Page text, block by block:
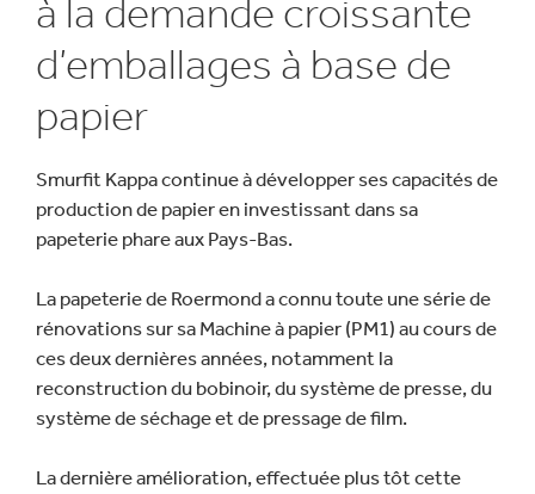
à la demande croissante
d’emballages à base de
papier
Smurfit Kappa continue à développer ses capacités de
production de papier en investissant dans sa
papeterie phare aux Pays-Bas.
La papeterie de Roermond a connu toute une série de
rénovations sur sa Machine à papier (PM1) au cours de
ces deux dernières années, notamment la
reconstruction du bobinoir, du système de presse, du
système de séchage et de pressage de film.
La dernière amélioration, effectuée plus tôt cette